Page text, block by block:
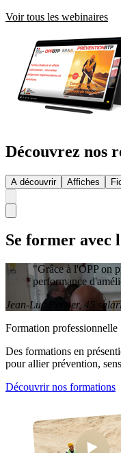
Voir tous les webinaires
Découvrez nos
A découvrir Affiches
Se former avec
"Grâce à l'OPP on
performance
Jean-Luc Perrier, 45
Formation professionnelle
Des formations en
pour allier prévention,
Découvrir nos formations